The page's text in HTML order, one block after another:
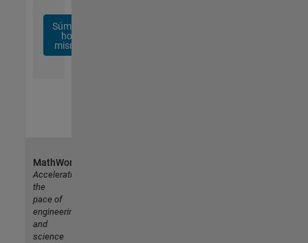
Súmese
hoy
mismo
MathWorks
Accelerating
the
pace of
engineering
and
science